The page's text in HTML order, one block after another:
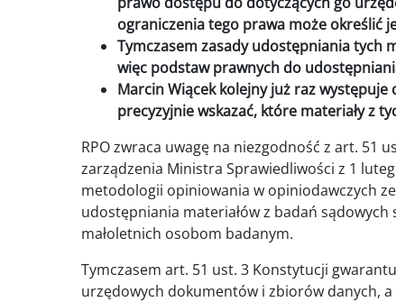
ograniczenia tego prawa może określić
Tymczasem zasady udostępniania tych
więc podstaw prawnych do
Marcin Wiącek kolejny już raz
precyzyjnie wskazać, które materiały z
RPO zwraca uwagę na niezgodność z art. 51
zarządzenia Ministra Sprawiedliwości z 1
metodologii opiniowania w opiniodawczych
udostępniania materiałów z badań
małoletnich osobom badanym.
Tymczasem art. 51 ust. 3 Konstytucji
urzędowych dokumentów i zbiorów danych,